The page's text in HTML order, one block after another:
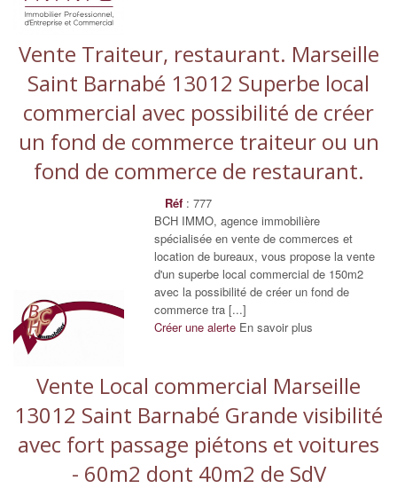
Vente Traiteur, restaurant. Marseille
Saint Barnabé 13012 Superbe local
commercial avec possibilité de créer
un fond de commerce traiteur ou un
fond de commerce de restaurant.
Réf : 777
BCH IMMO, agence immobilière
spécialisée en vente de commerces et
location de bureaux, vous propose la vente
d'un superbe local commercial de 150m2
avec la possibilité de créer un fond de
commerce tra [...]
Créer une alerte En savoir plus
Vente Local commercial Marseille
13012 Saint Barnabé Grande visibilité
avec fort passage piétons et voitures
- 60m2 dont 40m2 de SdV